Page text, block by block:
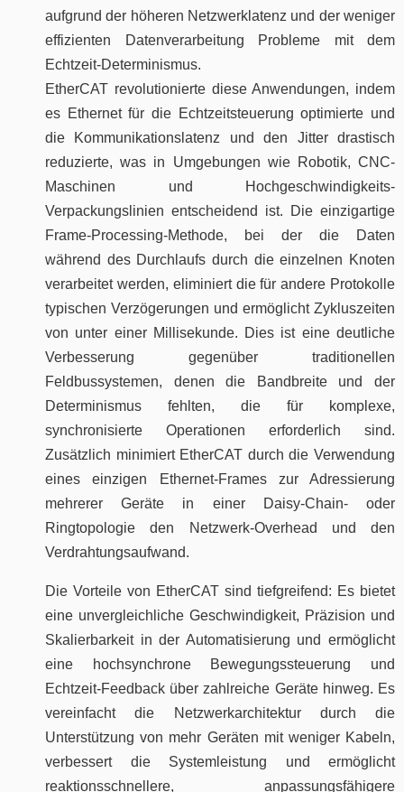
aufgrund der höheren Netzwerklatenz und der weniger
effizienten Datenverarbeitung Probleme mit dem
Echtzeit-Determinismus.
EtherCAT revolutionierte diese Anwendungen, indem
es Ethernet für die Echtzeitsteuerung optimierte und
die Kommunikationslatenz und den Jitter drastisch
reduzierte, was in Umgebungen wie Robotik, CNC-
Maschinen und Hochgeschwindigkeits-
Verpackungslinien entscheidend ist. Die einzigartige
Frame-Processing-Methode, bei der die Daten
während des Durchlaufs durch die einzelnen Knoten
verarbeitet werden, eliminiert die für andere Protokolle
typischen Verzögerungen und ermöglicht Zykluszeiten
von unter einer Millisekunde. Dies ist eine deutliche
Verbesserung gegenüber traditionellen
Feldbussystemen, denen die Bandbreite und der
Determinismus fehlten, die für komplexe,
synchronisierte Operationen erforderlich sind.
Zusätzlich minimiert EtherCAT durch die Verwendung
eines einzigen Ethernet-Frames zur Adressierung
mehrerer Geräte in einer Daisy-Chain- oder
Ringtopologie den Netzwerk-Overhead und den
Verdrahtungsaufwand.
Die Vorteile von EtherCAT sind tiefgreifend: Es bietet
eine unvergleichliche Geschwindigkeit, Präzision und
Skalierbarkeit in der Automatisierung und ermöglicht
eine hochsynchrone Bewegungssteuerung und
Echtzeit-Feedback über zahlreiche Geräte hinweg. Es
vereinfacht die Netzwerkarchitektur durch die
Unterstützung von mehr Geräten mit weniger Kabeln,
verbessert die Systemleistung und ermöglicht
reaktionsschnellere, anpassungsfähigere